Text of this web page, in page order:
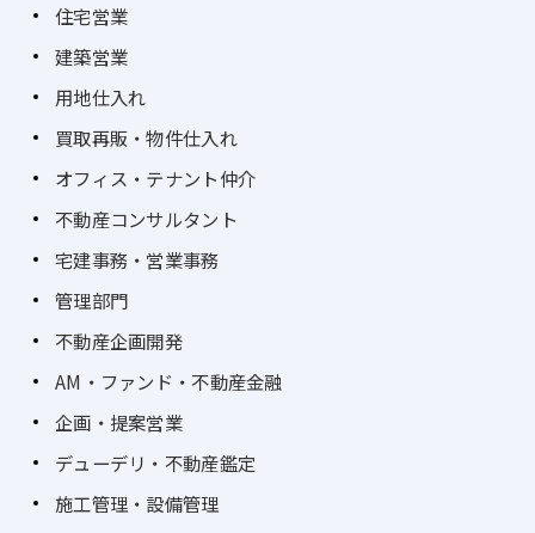
住宅営業
建築営業
用地仕入れ
買取再販・物件仕入れ
オフィス・テナント仲介
不動産コンサルタント
宅建事務・営業事務
管理部門
不動産企画開発
AM・ファンド・不動産金融
企画・提案営業
デューデリ・不動産鑑定
施工管理・設備管理